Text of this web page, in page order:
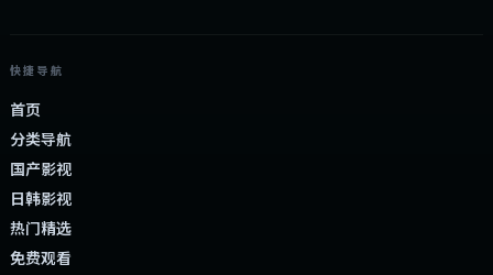
快捷导航
首页
分类导航
国产影视
日韩影视
热门精选
免费观看